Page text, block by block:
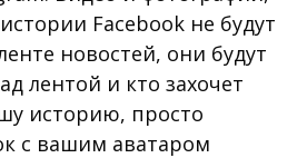
Facebook не будут
новостей, они будут
лентой и кто захочет
историю, просто
с вашим аватаром